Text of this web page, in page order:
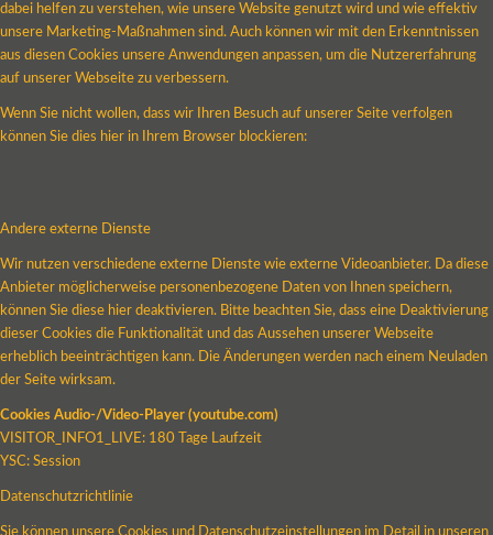
dabei helfen zu verstehen, wie unsere Website genutzt wird und wie effektiv
unsere Marketing-Maßnahmen sind. Auch können wir mit den Erkenntnissen
aus diesen Cookies unsere Anwendungen anpassen, um die Nutzererfahrung
auf unserer Webseite zu verbessern.
Wenn Sie nicht wollen, dass wir Ihren Besuch auf unserer Seite verfolgen
können Sie dies hier in Ihrem Browser blockieren:
Andere externe Dienste
Wir nutzen verschiedene externe Dienste wie externe Videoanbieter. Da diese
Anbieter möglicherweise personenbezogene Daten von Ihnen speichern,
können Sie diese hier deaktivieren. Bitte beachten Sie, dass eine Deaktivierung
dieser Cookies die Funktionalität und das Aussehen unserer Webseite
erheblich beeinträchtigen kann. Die Änderungen werden nach einem Neuladen
der Seite wirksam.
Cookies Audio-/Video-Player (youtube.com)
VISITOR_INFO1_LIVE: 180 Tage Laufzeit
YSC: Session
Datenschutzrichtlinie